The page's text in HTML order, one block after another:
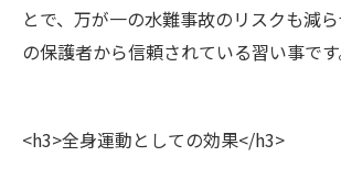
とで、万が一の水難事故のリスクも減
の保護者から信頼されている習い事です
<h3>全身運動としての効果</h3>